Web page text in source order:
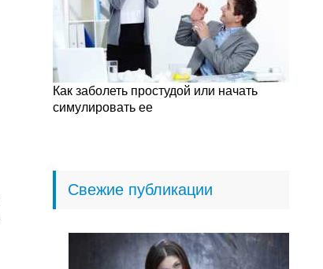
Как заболеть простудой или начать
симулировать ее
Свежие публикации